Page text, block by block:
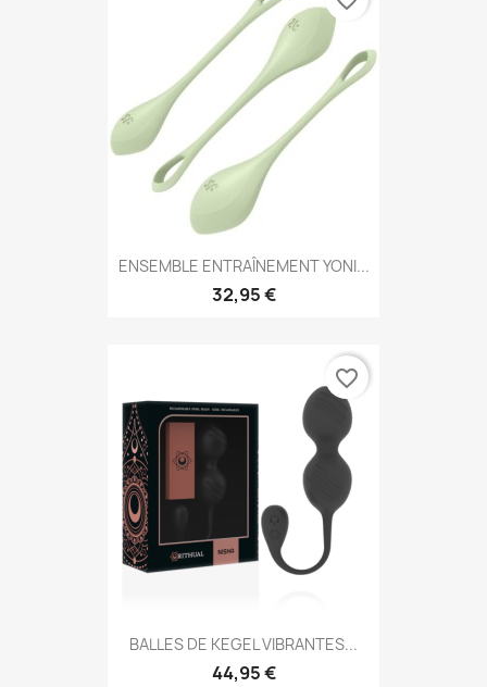
ENSEMBLE ENTRAÎNEMENT YONI...
32,95 €
BALLES DE KEGEL VIBRANTES...
44,95 €
favorite_border